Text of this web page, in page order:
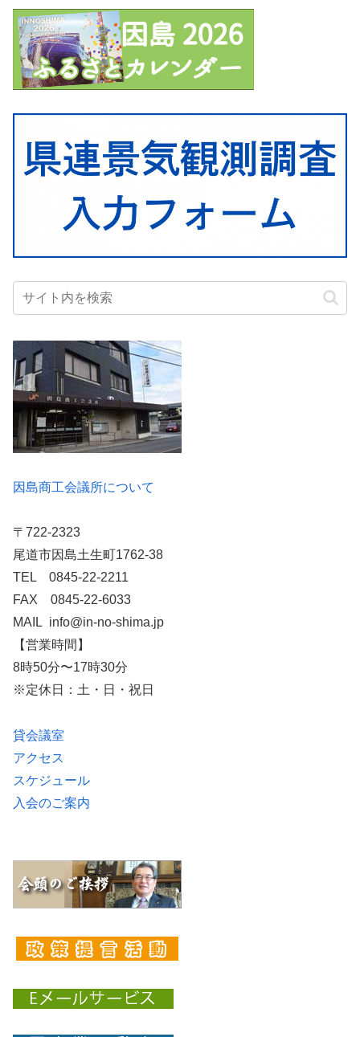
因島商工会議所について
〒722-2323
尾道市因島土生町1762-38
TEL 0845-22-2211
FAX 0845-22-6033
MAIL info@in-no-shima.jp
【営業時間】
8時50分〜17時30分
※定休日：土・日・祝日
貸会議室
アクセス
スケジュール
入会のご案内